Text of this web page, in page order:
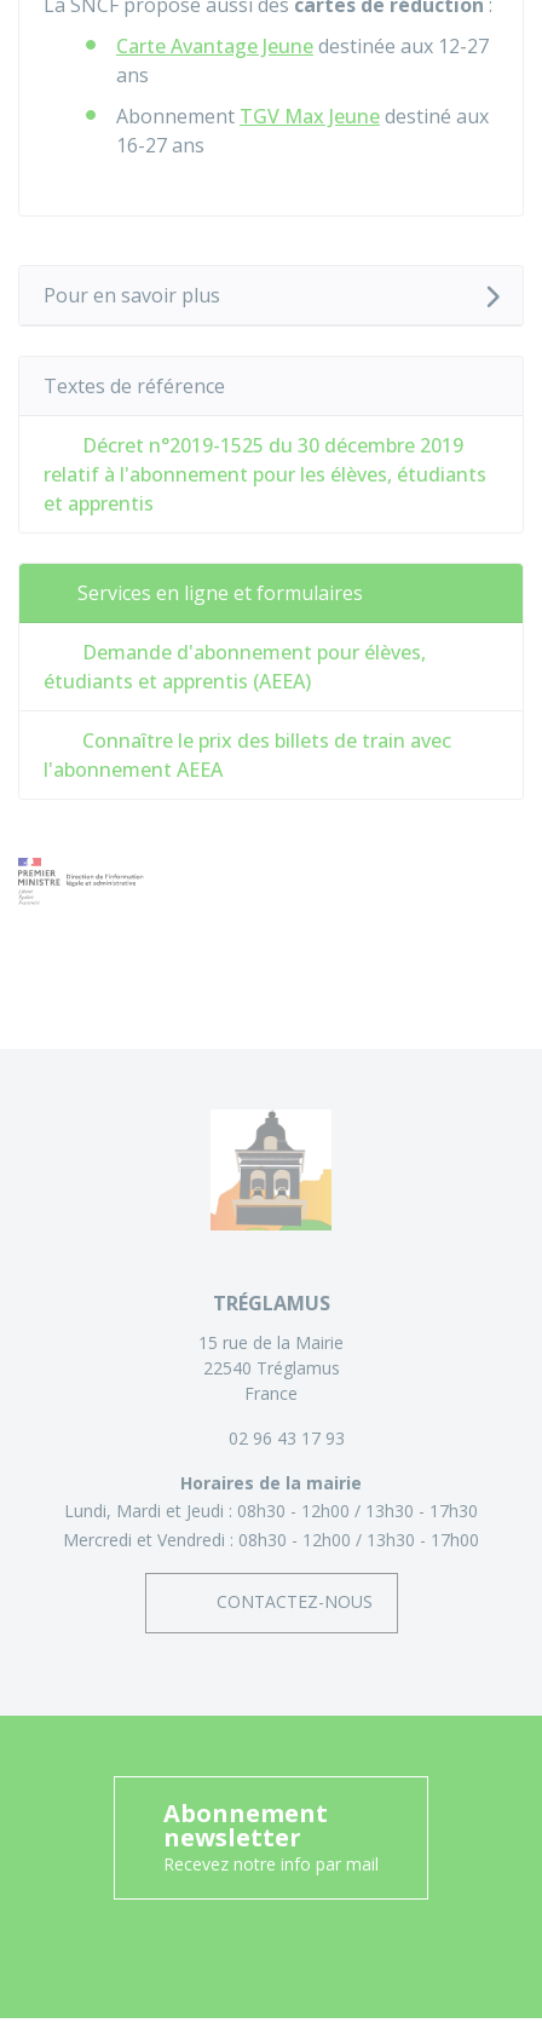
Carte Avantage Jeunedestinée aux 12-27
ans
Abonnement TGV Max Jeunedestiné aux
16-27 ans
Pour en savoir plus
Textes de référence
Décret n°2019-1525 du 30 décembre 2019
relatif à l'abonnement pour les élèves, étudiants
et apprentis
Services en ligne et formulaires
Demande d'abonnement pour élèves,
étudiants et apprentis (AEEA)
Connaître le prix des billets de train avec
l'abonnement AEEA
TRÉGLAMUS
15 rue de la Mairie
22540 Tréglamus
France
02 96 43 17 93
Horaires de la mairie
Lundi, Mardi et Jeudi : 08h30 - 12h00
13h30 - 17h30
Mercredi et Vendredi : 08h30 - 12h00 13h30 - 17h00
CONTACTEZ-NOUS
Abonnement
newsletter
Recevez notre info par mail